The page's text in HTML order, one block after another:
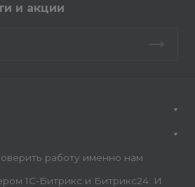
и акции
работу именно нам
1С-Битрикс и Битрикс24. И